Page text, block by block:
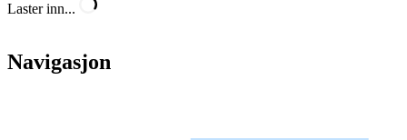
Laster inn...
Navigasjon